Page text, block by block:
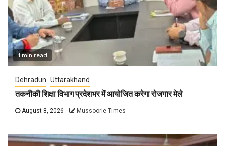
1 min read
Dehradun Uttarakhand
तकनीकी शिक्षा विभाग प्रदेशभर में आयोजित करेगा रोजगार मेले
August 8, 2026 Mussoorie Times